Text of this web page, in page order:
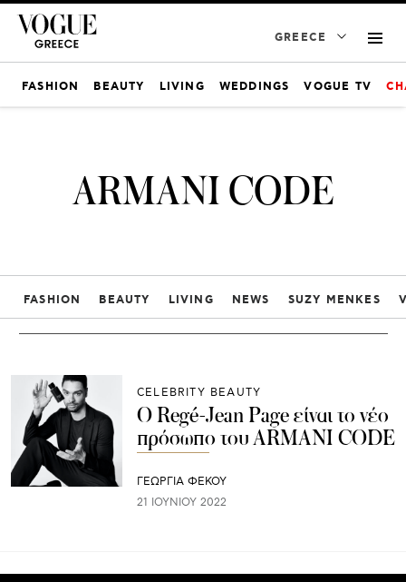
GREECE
FASHION BEAUTY LIVING WEDDINGS VOGUE TV
ARMANI CODE
FASHION BEAUTY LIVING NEWS SUZY MENKES
CELEBRITY BEAUTY
Ο Regé-Jean Page είναι το νέο
πρόσωπο του ARMANI CODE
ΓΕΩΡΓΙΑ ΦΕΚΟΥ
21 ΙΟΥΝΊΟΥ 2022